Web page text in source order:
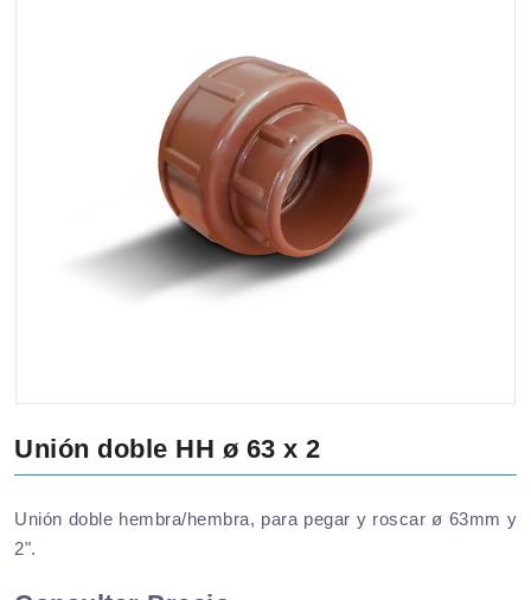
Unión doble HH ø 63 x 2
Unión doble hembra/hembra, para pegar y roscar ø 63mm y
2".